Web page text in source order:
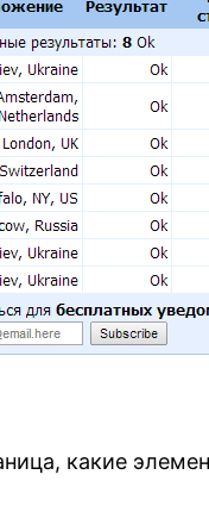
какие